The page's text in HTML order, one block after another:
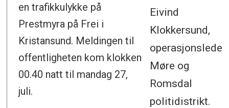
Eivind
Klokkersund,
operasjonsleder
Møre og
Romsdal
politidistrikt.
en trafikkulykke på
Prestmyra på Frei i
Kristansund. Meldingen til
offentligheten kom klokken
00.40 natt til mandag 27,
juli.